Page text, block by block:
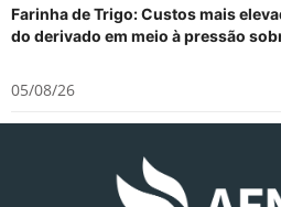
Farinha de Trigo: Custos mais
do derivado em meio à pressão
05/08/26